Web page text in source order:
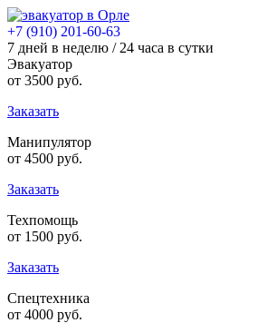
+7 (910) 201-60-63
7 дней в неделю / 24 часа в сутки
Эвакуатор
от 3500 руб.
Заказать
Манипулятор
от 4500 руб.
Заказать
Техпомощь
от 1500 руб.
Заказать
Спецтехника
от 4000 руб.